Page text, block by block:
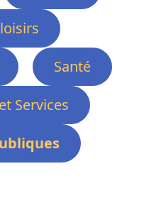
Santé
Services